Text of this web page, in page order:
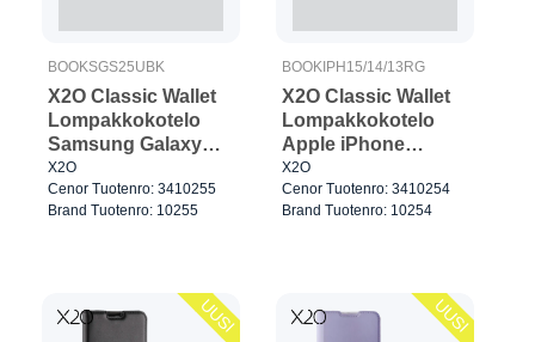
BOOKSGS25UBK
X2O Classic Wallet
Lompakkokotelo
Samsung Galaxy
S25 Ultra Musta
X2O
Cenor Tuotenro: 3410255
Brand Tuotenro: 10255
BOOKIPH15/14/13RG
X2O Classic Wallet
Lompakkokotelo
Apple iPhone
15/14/13 Rose Gold
X2O
Cenor Tuotenro: 3410254
Brand Tuotenro: 10254
UUSI UUSI